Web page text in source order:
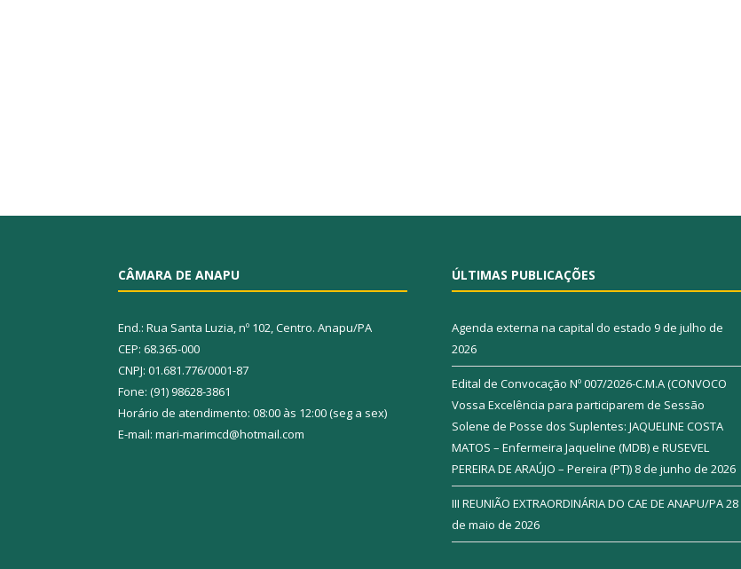
CÂMARA DE ANAPU
End.: Rua Santa Luzia, nº 102, Centro. Anapu/PA
CEP: 68.365-000
CNPJ: 01.681.776/0001-87
Fone: (91) 98628-3861
Horário de atendimento: 08:00 às 12:00 (seg a sex)
E-mail: mari-marimcd@hotmail.com
ÚLTIMAS PUBLICAÇÕES
Agenda externa na capital do estado 9 de julho de
2026
Edital de Convocação Nº 007/2026-C.M.A (CONVOCO
Vossa Excelência para participarem de Sessão
Solene de Posse dos Suplentes: JAQUELINE COSTA
MATOS – Enfermeira Jaqueline (MDB) e RUSEVEL
PEREIRA DE ARAÚJO – Pereira (PT)) 8 de junho de 2026
III REUNIÃO EXTRAORDINÁRIA DO CAE DE ANAPU/PA28
de maio de 2026